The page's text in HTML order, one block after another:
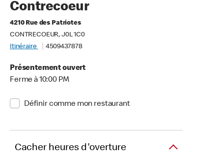
Contrecoeur
4210 Rue des Patriotes
CONTRECOEUR, J0L 1C0
Itinéraire
4509437878
Présentement ouvert
Ferme à 10:00 PM
Définir comme mon restaurant
Cacher heures d'overture